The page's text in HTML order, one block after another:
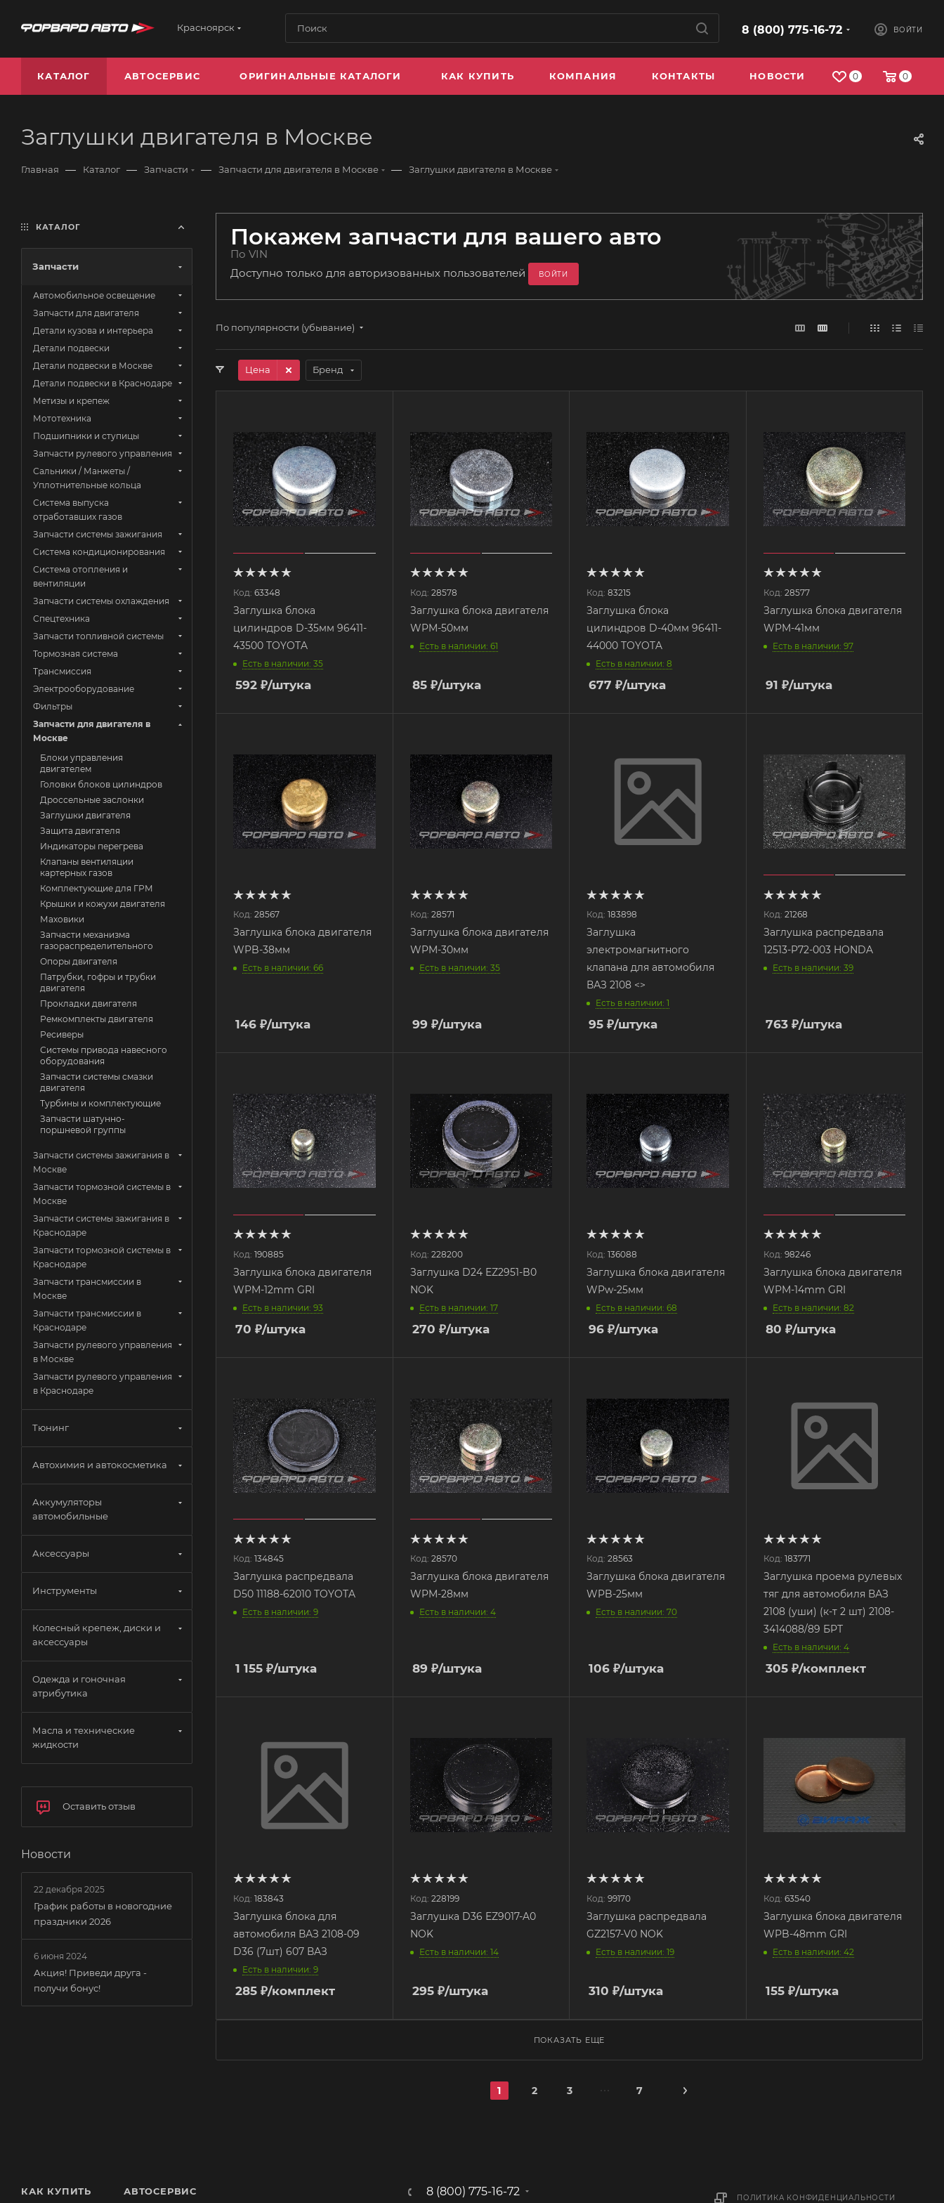
Красноярск 8 (800) 775-16-72 ВОЙТИ
0 0
КАТАЛОГ АВТОСЕРВИС ОРИГИНАЛЬНЫЕ КАТАЛОГИ КАК КУПИТЬ КОМПАНИЯ КОНТАКТЫ НОВОСТИ
Заглушки двигателя в Москве
Главная — Каталог — Запчасти — Запчасти для двигателя в Москве — Заглушки двигателя в Москве
Покажем запчасти для вашего авто
По VIN
Доступно только для авторизованных пользователей
ВОЙТИ
По популярности (убывание)
Цена Бренд
Код: 63348
Заглушка блока
цилиндров D-35мм 96411-
43500 TOYOTA
Есть в наличии: 35
592 ₽/штука
Код: 28578
Заглушка блока двигателя
WPM-50мм
Есть в наличии: 61
85₽/штука
Код: 83215
Заглушка блока
цилиндров D-40мм 96411-
44000 TOYOTA
Есть в наличии: 8
677 ₽/штука
Код: 28577
Заглушка блока двигателя
WPM-41мм
Есть в наличии: 97
91 ₽/штука
Код: 28567
Заглушка блока двигателя
WPB-38мм
Есть в наличии: 66
146 ₽/штука
Код: 28571
Заглушка блока двигателя
WPM-30мм
Есть в наличии: 35
99 ₽/штука
Код: 183898
Заглушка
электромагнитного
клапана для автомобиля
ВАЗ 2108 <>
Есть в наличии: 1
95 ₽/штука
Код: 21268
Заглушка распредвала
12513-P72-003 HONDA
Есть в наличии: 39
763₽/штука
Код: 190885
Заглушка блока двигателя
WPM-12mm GRI
Есть в наличии: 93
70 ₽/штука
Код: 228200
Заглушка D24 EZ2951-B0
NOK
Есть в наличии: 17
270 ₽/штука
Код: 136088
Заглушка блока двигателя
WPw-25мм
Есть в наличии: 68
96 ₽/штука
Код: 98246
Заглушка блока двигателя
WPM-14mm GRI
Есть в наличии: 82
80 ₽/штука
Код: 134845
Заглушка распредвала
D50 11188-62010 TOYOTA
Есть в наличии: 9
1 155 ₽/штука
Код: 28570
Заглушка блока двигателя
WPM-28мм
Есть в наличии: 4
89 ₽/штука
Код: 28563
Заглушка блока двигателя
WPB-25мм
Есть в наличии: 70
106 ₽/штука
Код: 183771
Заглушка проема рулевых
тяг для автомобиля ВАЗ
2108 (уши) (к-т 2 шт) 2108-
3414088/89 БРТ
Есть в наличии: 4
305₽/комплект
Код: 183843
Заглушка блока для
автомобиля ВАЗ 2108-09
D36 (7шт) 607 ВАЗ
Есть в наличии: 9
285 ₽/комплект
Код: 228199
Заглушка D36 EZ9017-A0
NOK
Есть в наличии: 14
295₽/штука
Код: 99170
Заглушка распредвала
GZ2157-V0 NOK
Есть в наличии: 19
310 ₽/штука
Код: 63540
Заглушка блока двигателя
WPB-48mm GRI
Есть в наличии: 42
155₽/штука
ПОКАЗАТЬ ЕЩЕ
1 2 3 7
КАТАЛОГ
Запчасти
Автомобильное освещение
Запчасти для двигателя
Детали кузова и интерьера
Детали подвески
Детали подвески в Москве
Детали подвески в Краснодаре
Метизы и крепеж
Мототехника
Подшипники и ступицы
Запчасти рулевого управления
Сальники / Манжеты /
Уплотнительные кольца
Система выпуска
отработавших газов
Запчасти системы зажигания
Система кондиционирования
Система отопления и
вентиляции
Запчасти системы охлаждения
Спецтехника
Запчасти топливной системы
Тормозная система
Трансмиссия
Электрооборудование
Фильтры
Запчасти для двигателя в
Москве
Блоки управления
двигателем
Головки блоков цилиндров
Дроссельные заслонки
Заглушки двигателя
Защита двигателя
Индикаторы перегрева
Клапаны вентиляции
картерных газов
Комплектующие для ГРМ
Крышки и кожухи двигателя
Маховики
Запчасти механизма
газораспределительного
Опоры двигателя
Патрубки, гофры и трубки
двигателя
Прокладки двигателя
Ремкомплекты двигателя
Ресиверы
Системы привода навесного
оборудования
Запчасти системы смазки
двигателя
Турбины и комплектующие
Запчасти шатунно-
поршневой группы
Запчасти системы зажигания в
Москве
Запчасти тормозной системы в
Москве
Запчасти системы зажигания в
Краснодаре
Запчасти тормозной системы в
Краснодаре
Запчасти трансмиссии в
Москве
Запчасти трансмиссии в
Краснодаре
Запчасти рулевого управления
в Москве
Запчасти рулевого управления
в Краснодаре
Тюнинг
Автохимия и автокосметика
Аккумуляторы
автомобильные
Аксессуары
Инструменты
Колесный крепеж, диски и
аксессуары
Одежда и гоночная
атрибутика
Масла и технические
жидкости
Оставить отзыв
Новости
22 декабря 2025
График работы в новогодние
праздники 2026
6 июня 2024
Акция! Приведи друга -
получи бонус!
КАК КУПИТЬ АВТОСЕРВИС 8 (800) 775-16-72 ПОЛИТИКА КОНФИДЕНЦИАЛЬНОСТИ